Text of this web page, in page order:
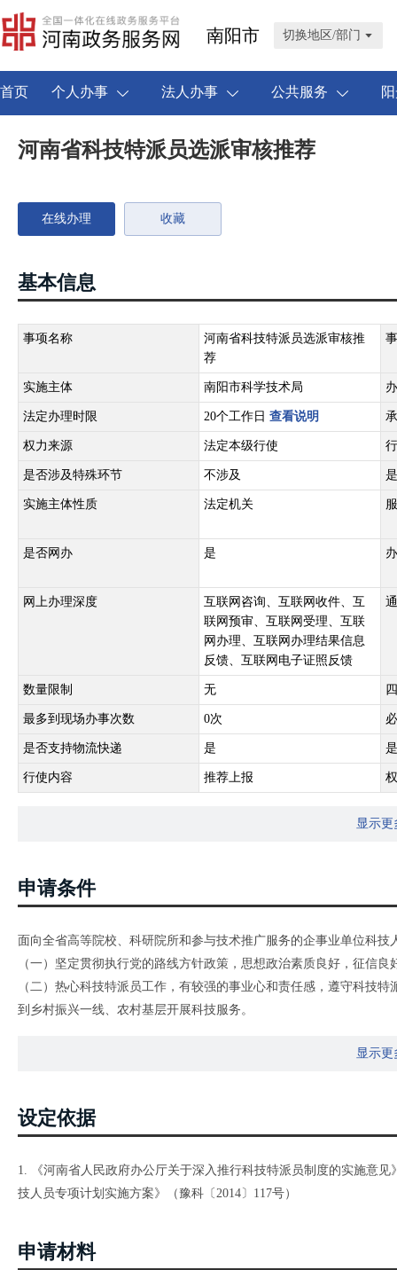
南阳市 切换地区/部门
首页 个人办事 法人办事 公共服务
河南省科技特派员选派审核推荐
在线办理 收藏
基本信息
事项名称
河南省科技特派员选派审核推
荐
实施主体 南阳市科学技术局
法定办理时限 20个工作日 查看说明
权力来源 法定本级行使
是否涉及特殊环节 不涉及
实施主体性质 法定机关
是否网办 是
网上办理深度
互联网咨询、互联网收件、互
联网预审、互联网受理、互联
网办理、互联网办理结果信息
反馈、互联网电子证照反馈
数量限制 无
最多到现场办事次数 0次
是否支持物流快递 是
行使内容 推荐上报
显示更
申请条件
面向全省高等院校、科研院所和参与技术推广服务的企事业单位科技
（一）坚定贯彻执行党的路线方针政策，思想政治素质良好，征信
（二）热心科技特派员工作，有较强的事业心和责任感，遵守科技
到乡村振兴一线、农村基层开展科技服务。
充，以生产为主，加工、检测、流通、销售等方向为补充，鼓励信
其他有关要求，请到河南科学技术厅官方网站http://
显示更
设定依据
1. 《河南省人民政府办公厅关于深入推行科技特派员制度的实施意
技人员专项计划实施方案》（豫科〔2014〕117号）
申请材料